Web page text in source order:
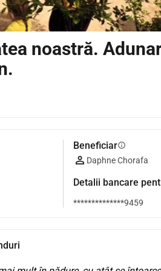
noastră.
Beneficiarinfo
Daphne Chorafa
Detalii bancare
**************9459